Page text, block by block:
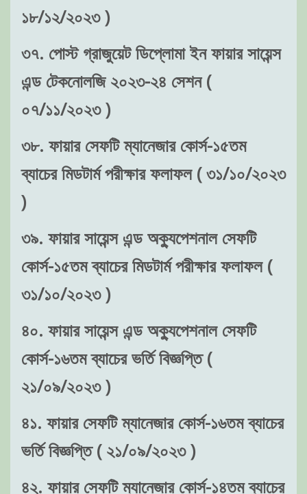
১৮/১২/২০২৩ )
৩৭. পোস্ট গ্রাজুয়েট ডিপ্লোমা ইন ফায়ার সায়েন্স
এন্ড টেকনোলজি ২০২৩-২৪ সেশন (
০৭/১১/২০২৩ )
৩৮. ফায়ার সেফটি ম্যানেজার কোর্স-১৫তম
ব্যাচের মিডটার্ম পরীক্ষার ফলাফল ( ৩১/১০/২০২৩
)
৩৯. ফায়ার সায়েন্স এন্ড অক্যুপেশনাল সেফটি
কোর্স-১৫তম ব্যাচের মিডটার্ম পরীক্ষার ফলাফল (
৩১/১০/২০২৩ )
৪০. ফায়ার সায়েন্স এন্ড অক্যুপেশনাল সেফটি
কোর্স-১৬তম ব্যাচের ভর্তি বিজ্ঞপ্তি (
২১/০৯/২০২৩ )
৪১. ফায়ার সেফটি ম্যানেজার কোর্স-১৬তম ব্যাচের
ভর্তি বিজ্ঞপ্তি ( ২১/০৯/২০২৩ )
৪২. ফায়ার সেফটি ম্যানেজার কোর্স-১৪তম ব্যাচের